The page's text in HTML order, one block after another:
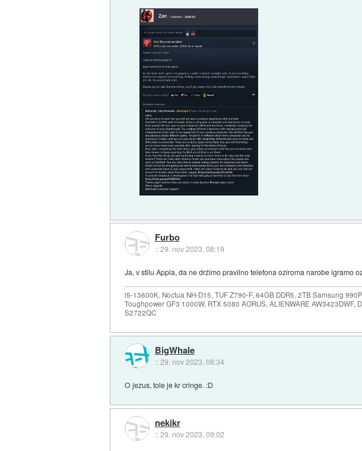
Furbo
::29. nov 2023, 08:19
Ja, v stilu Appla, da ne držimo pravilno telefona oziroma narobe igramo
i5-13600K, Noctua NH-D15, TUF Z790-F, 64GB DDR5, 2TB Samsung
Toughpower GF3 1000W, RTX 5080 AORUS, ALIENWARE AW3423DWF,
S2722QC
BigWhale
::29. nov 2023, 08:34
O jezus, tole je kr cringe. :D
nekikr
::29. nov 2023, 09:02